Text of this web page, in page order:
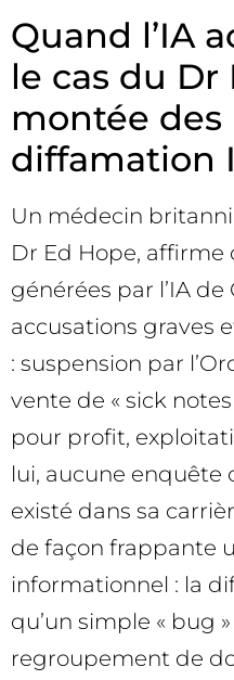
Quand l’IA
le cas du Dr
montée des
diffamation
Un médecin
Dr Ed Hope, affirme
générées par l’IA
accusations graves
: suspension par
vente de « sick
pour profit,
lui, aucune enquête
existé dans sa
de façon frappante
informationnel : la
qu’un simple « bug
regroupement de